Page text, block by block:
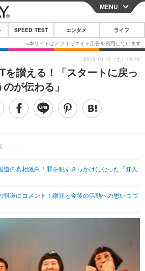
CLOSE
スマートフォン
その他
映画・ドラマ
その他
MENU
SPEED TEST エンタメ ライフ
を讃える！「スタートに戻っ
が伝わる」
道の真相激白！罪を犯すきっかけになった「知人
報道にコメント！謝罪と今後の活動への思いつづ
2019.10.19（土）19:16